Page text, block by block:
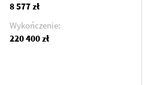
8 577 zł
Wykończenie:
220 400 zł